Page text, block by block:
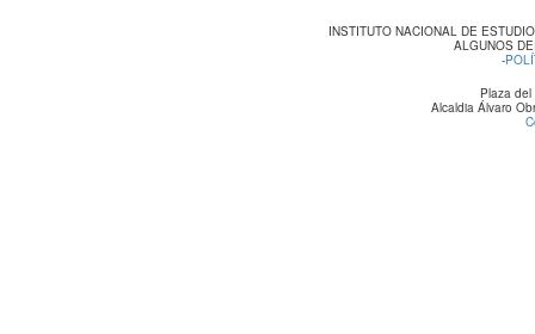
INSTITUTO NACIONAL DE
ALGUNOS
-
Plaza
Alcaldia Álvaro